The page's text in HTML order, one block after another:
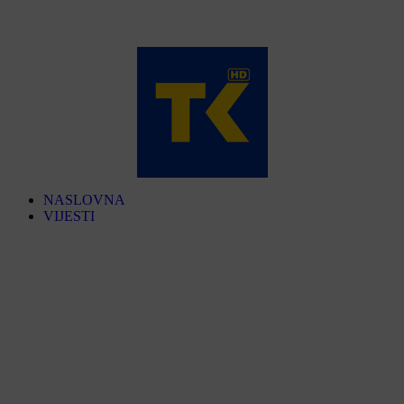
NASLOVNA
VIJESTI